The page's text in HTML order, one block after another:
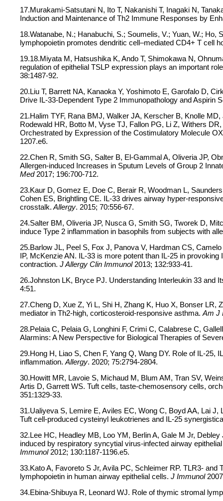
17.Murakami-Satsutani N, Ito T, Nakanishi T, Inagaki N,
Induction and Maintenance of Th2 Immune Responses by
18.Watanabe, N.; Hanabuchi, S.; Soumelis, V.; Yuan, W.;
lymphopoietin promotes dendritic cell–mediated CD4+ T cell
19.18.Miyata M, Hatsushika K, Ando T, Shimokawa N,
regulation of epithelial TSLP expression plays an important
38:1487-92.
20.Liu T, Barrett NA, Kanaoka Y, Yoshimoto E, Garofalo D,
Drive IL-33-Dependent Type 2 Immunopathology and Aspirin
21.Halim TYF, Rana BMJ, Walker JA, Kerscher B, Knolle
Rodewald HR, Botto M, Vyse TJ, Fallon PG, Li Z, Withers
Orchestrated by Expression of the Costimulatory Molecule
1207.e6.
22.Chen R, Smith SG, Salter B, El-Gammal A, Oliveria JP,
Allergen-induced Increases in Sputum Levels of Group 2
Med 2017; 196:700-712.
23.Kaur D, Gomez E, Doe C, Berair R, Woodman L,
Cohen ES, Brightling CE. IL-33 drives airway hyper-
crosstalk. Allergy. 2015; 70:556-67.
24.Salter BM, Oliveria JP, Nusca G, Smith SG, Tworek D,
induce Type 2 inflammation in basophils from subjects with
25.Barlow JL, Peel S, Fox J, Panova V, Hardman CS,
IP, McKenzie AN. IL-33 is more potent than IL-25 in
contraction. J Allergy Clin Immunol2013; 132:933-41.
26.Johnston LK, Bryce PJ. Understanding Interleukin 33 and
4:51.
27.Cheng D, Xue Z, Yi L, Shi H, Zhang K, Huo X, Bonser LR,
mediator in Th2-high, corticosteroid-responsive asthma. Am J
28.Pelaia C, Pelaia G, Longhini F, Crimi C, Calabrese C,
Alarmins: A New Perspective for Biological Therapies of
29.Hong H, Liao S, Chen F, Yang Q, Wang DY. Role of IL-
inflammation. Allergy. 2020; 75:2794-2804.
30.Howitt MR, Lavoie S, Michaud M, Blum AM, Tran SV,
Artis D, Garrett WS. Tuft cells, taste-chemosensory cells,
351:1329-33.
31.Ualiyeva S, Lemire E, Aviles EC, Wong C, Boyd AA, Lai
Tuft cell-produced cysteinyl leukotrienes and IL-25
32.Lee HC, Headley MB, Loo YM, Berlin A, Gale M Jr,
induced by respiratory syncytial virus-infected airway
Immunol2012; 130:1187-1196.e5.
33.Kato A, Favoreto S Jr, Avila PC, Schleimer RP. TLR3-
lymphopoietin in human airway epithelial cells. J Immunol
34.Ebina-Shibuya R, Leonard WJ. Role of thymic stromal